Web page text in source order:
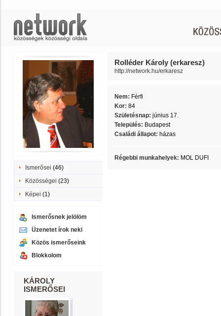
Ismerősei (46)
Közösségei (23)
Képei (1)
Ismerősnek jelölöm
Üzenetet írok neki
Közös ismerőseink
Blokkolom
KÁROLY
ISMERŐSEI
Rolléder Károly (erkaresz)
http://network.hu/erkaresz
Nem: Férfi
Kor: 84
Születésnap: június 17.
Település: Budapest
Családi állapot: házas
Régebbi munkahelyek: MOL DUFI